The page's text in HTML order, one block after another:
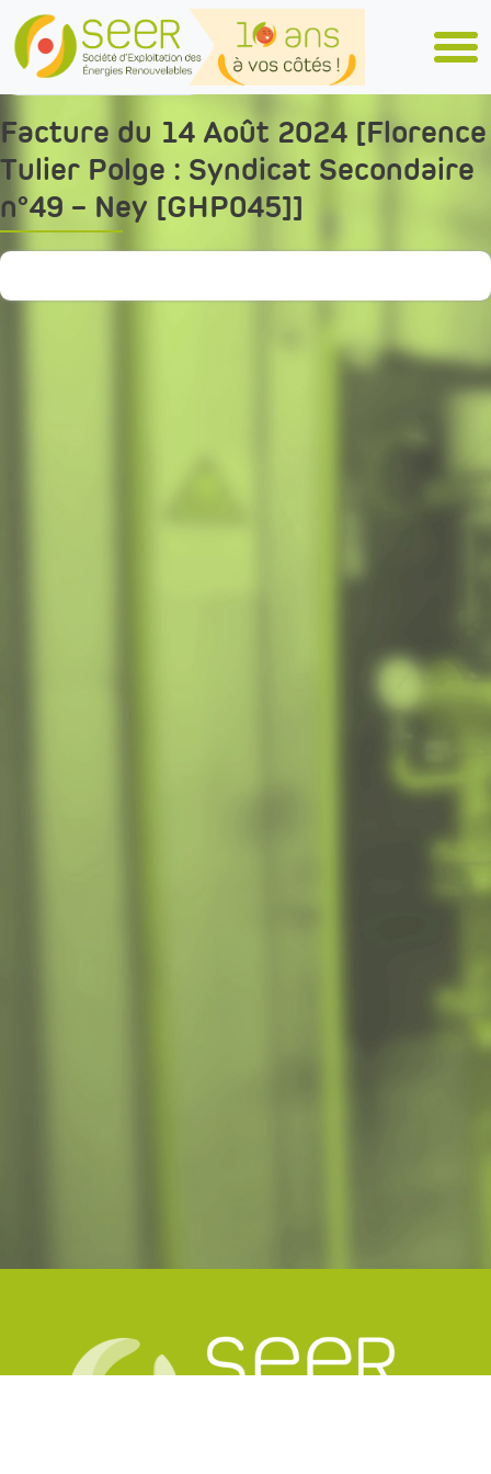
Skip to main content
Tous les articles
Facture du 14 Août 2024 [Florence
Tulier Polge : Syndicat Secondaire
n°49 – Ney [GHP045]]